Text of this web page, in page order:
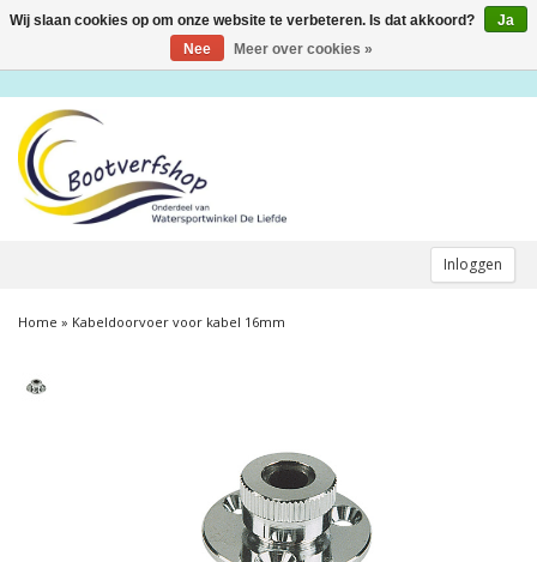
Inloggen
Toggle
Home » Kabeldoorvoer voor kabel 16mm
Wij slaan cookies op om onze website te verbeteren. Is dat akkoord?
Ja
Nee
Meer over cookies »